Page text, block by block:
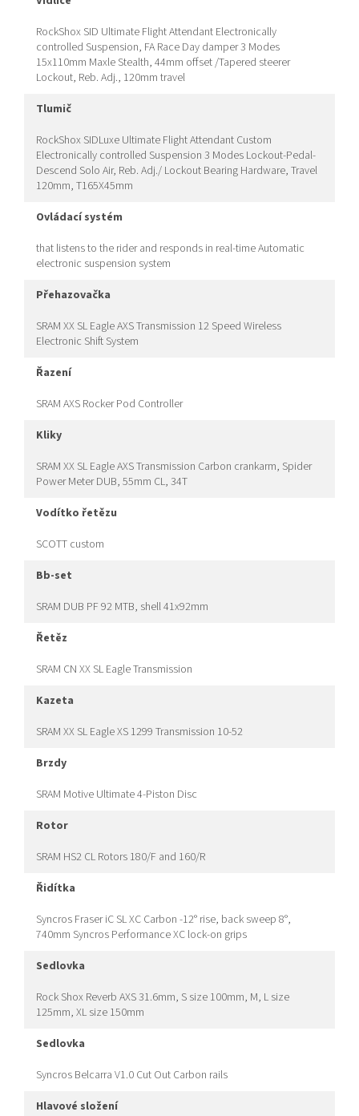
RockShox SID Ultimate Flight Attendant Electronically
controlled Suspension, FA Race Day damper 3 Modes
15x110mm Maxle Stealth, 44mm offset /Tapered steerer
Lockout, Reb. Adj., 120mm travel
tlumič
RockShox SIDLuxe Ultimate Flight Attendant Custom
Electronically controlled Suspension 3 Modes Lockout-Pedal-
Descend Solo Air, Reb. Adj./ Lockout Bearing Hardware, Travel
120mm, T165X45mm
ovládací systém
that listens to the rider and responds in real-time Automatic
electronic suspension system
přehazovačka
SRAM XX SL Eagle AXS Transmission 12 Speed Wireless
Electronic Shift System
řazení
SRAM AXS Rocker Pod Controller
kliky
SRAM XX SL Eagle AXS Transmission Carbon crankarm, Spider
Power Meter DUB, 55mm CL, 34T
vodítko řetězu
SCOTT custom
bb-set
SRAM DUB PF 92 MTB, shell 41x92mm
řetěz
SRAM CN XX SL Eagle Transmission
kazeta
SRAM XX SL Eagle XS 1299 Transmission 10-52
brzdy
SRAM Motive Ultimate 4-Piston Disc
rotor
SRAM HS2 CL Rotors 180/F and 160/R
řidítka
Syncros Fraser iC SL XC Carbon -12° rise, back sweep 8°,
740mm Syncros Performance XC lock-on grips
sedlovka
Rock Shox Reverb AXS 31.6mm, S size 100mm, M, L size
125mm, XL size 150mm
sedlovka
Syncros Belcarra V1.0 Cut Out Carbon rails
hlavové složení